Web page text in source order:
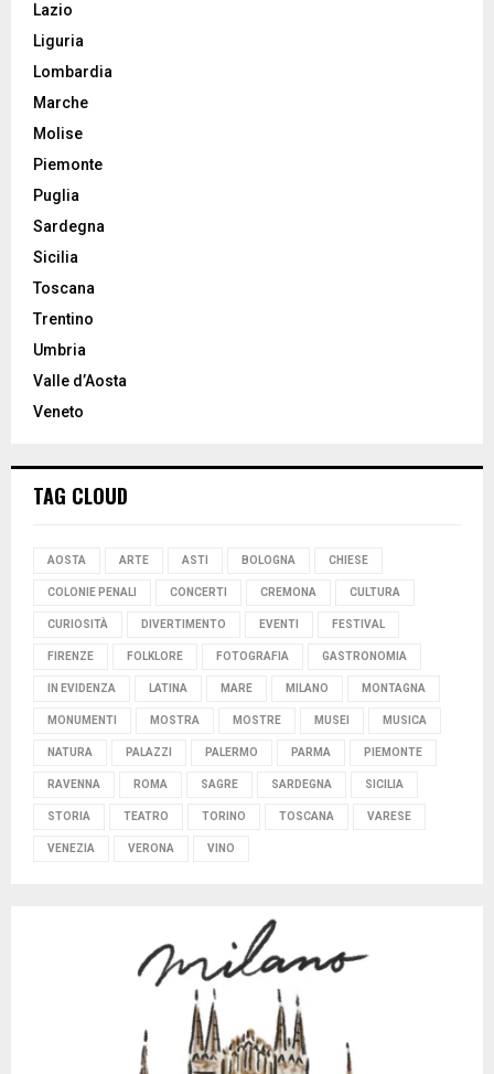
Lazio
Liguria
Lombardia
Marche
Molise
Piemonte
Puglia
Sardegna
Sicilia
Toscana
Trentino
Umbria
Valle d’Aosta
Veneto
TAG CLOUD
AOSTA ARTE ASTI BOLOGNA CHIESE
COLONIE PENALI CONCERTI CREMONA CULTURA
CURIOSITÀ DIVERTIMENTO EVENTI FESTIVAL
FIRENZE FOLKLORE FOTOGRAFIA GASTRONOMIA
IN EVIDENZA LATINA MARE MILANO MONTAGNA
MONUMENTI MOSTRA MOSTRE MUSEI MUSICA
NATURA PALAZZI PALERMO PARMA PIEMONTE
RAVENNA ROMA SAGRE SARDEGNA SICILIA
STORIA TEATRO TORINO TOSCANA VARESE
VENEZIA VERONA VINO